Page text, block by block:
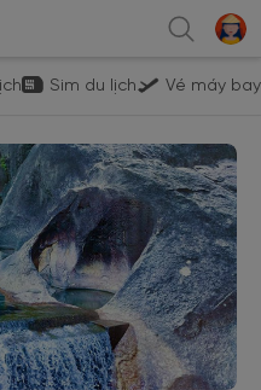
Sim du lịch Vé máy bay